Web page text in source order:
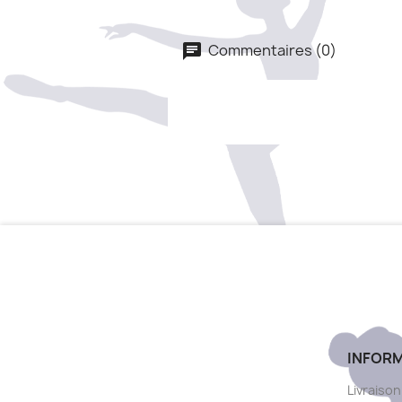
Commentaires (0)